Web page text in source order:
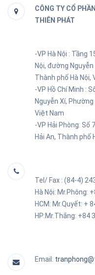
CÔNG TY CỔ
THIÊN PHÁT
-VP Hà Nội : Tầng
Nội, đường
Thành phố Hà Nội,
-VP Hồ Chí Minh :
Nguyễn Xí,
Việt Nam
-VP Hải Phòng: Số
Hải An, Thành phố
Tel/ Fax : (84-4)
Hà Nội: Mr.Phông:
HCM: Mr.Quyết: +
HP:Mr.Thắng: +84
Email: